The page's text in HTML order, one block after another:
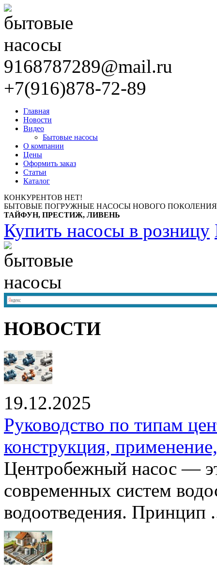
9168787289@mail.ru
+7(916)878-72-89
Главная
Новости
Видео
Бытовые насосы
О компании
Цены
Оформить заказ
Статьи
Каталог
КОНКУРЕНТОВ НЕТ!
БЫТОВЫЕ ПОГРУЖНЫЕ НАСОСЫ НОВОГО
ТАЙФУН, ПРЕСТИЖ, ЛИВЕНЬ
Купить насосы в розницу
НОВОСТИ
19.12.2025
Руководство по типам
конструкция,
Центробежный насос —
современных систем
водоотведения. Принцип